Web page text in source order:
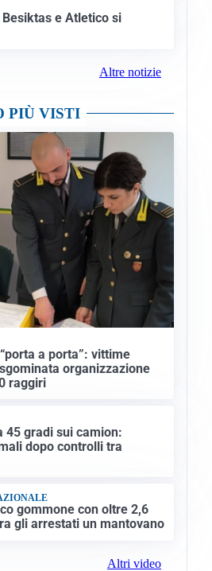
e Atletico si
Altre notizie
PIÙ VISTI
a porta”: vittime
organizzazione
raggiri
gradi sui camion:
dopo controlli tra
gommone con oltre 2,6
gli arrestati un mantovano
Altri video